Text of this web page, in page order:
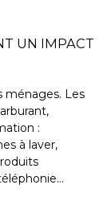
UN IMPACT
ménages. Les
:
à laver,